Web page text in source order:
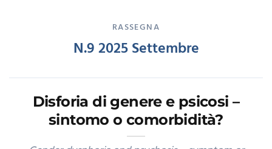
RASSEGNA
N.9 2025 Settembre
Disforia di genere e psicosi –
sintomo o comorbidità?